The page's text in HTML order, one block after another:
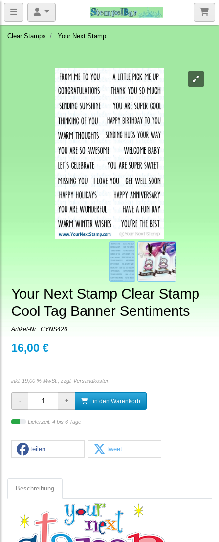
Clear Stamps Your Next Stamp
Your Next Stamp Clear Stamp
Cool Tag Banner Sentiments
Artikel-Nr.: CYNS426
16,00 €
inkl. 19,00 % MwSt., zzgl. Versandkosten
in den Warenkorb
Lieferzeit: 4 bis 6 Tage
teilen tweet
Beschreibung